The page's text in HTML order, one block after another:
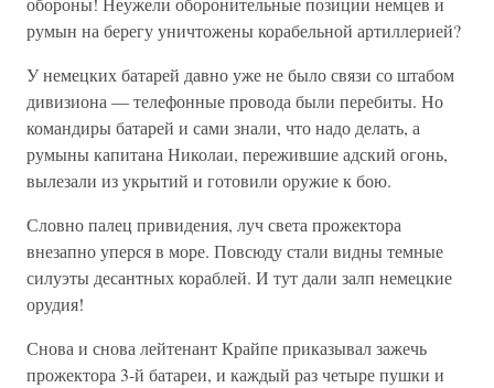
румын на берегу уничтожены корабельной артиллерией?
У немецких батарей давно уже не было связи со штабом
дивизиона — телефонные провода были перебиты. Но
командиры батарей и сами знали, что надо делать, а
румыны капитана Николаи, пережившие адский огонь,
вылезали из укрытий и готовили оружие к бою.
Словно палец привидения, луч света прожектора
внезапно уперся в море. Повсюду стали видны темные
силуэты десантных кораблей. И тут дали залп немецкие
орудия!
Снова и снова лейтенант Крайпе приказывал зажечь
прожектора 3-й батареи, и каждый раз четыре пушки и